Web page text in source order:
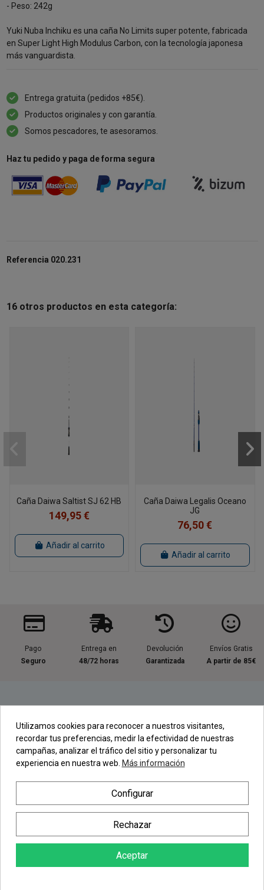
- Peso: 242g
Yuki Nuba Inchiku es una caña No Limits super potente, fabricada
en Super Light High Modulus Carbon, con la tecnología japonesa
más vanguardista.
AÑADIR AL CARRITO
Entrega gratuita (pedidos +85€).
Productos originales y con garantía.
Somos pescadores, te asesoramos.
Haz tu pedido y paga de forma segura
Referencia 020.231
16 otros productos en esta categoría:
Caña Daiwa Saltist SJ 62 HB
149,95 €
Añadir al carrito
Caña Daiwa Legalis Oceano
JG
76,50 €
Añadir al carrito
Pago
Seguro
Entrega en
48/72 horas
Devolución
Garantizada
Envíos Gratis
A partir de 85€
Contacta con nosotros
Regístrate en nuestra Newsletter
Newsletter
Utilizamos cookies para reconocer a nuestros visitantes,
recordar tus preferencias, medir la efectividad de nuestras
campañas, analizar el tráfico del sitio y personalizar tu
experiencia en nuestra web. Más información
Configurar
Rechazar
Aceptar